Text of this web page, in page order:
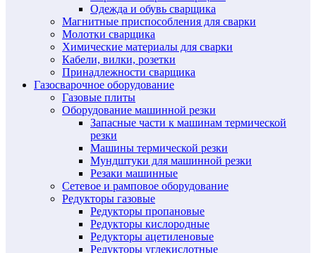
Одежда и обувь сварщика
Магнитные приспособления для сварки
Молотки сварщика
Химические материалы для сварки
Кабели, вилки, розетки
Принадлежности сварщика
Газосварочное оборудование
Газовые плиты
Оборудование машинной резки
Запасные части к машинам термической
резки
Машины термической резки
Мундштуки для машинной резки
Резаки машинные
Сетевое и рамповое оборудование
Редукторы газовые
Редукторы пропановые
Редукторы кислородные
Редукторы ацетиленовые
Редукторы углекислотные